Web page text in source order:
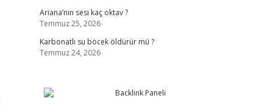
Ariana’nın sesi kaç oktav ?
Temmuz 25, 2026
Karbonatlı su böcek öldürür mü ?
Temmuz 24, 2026